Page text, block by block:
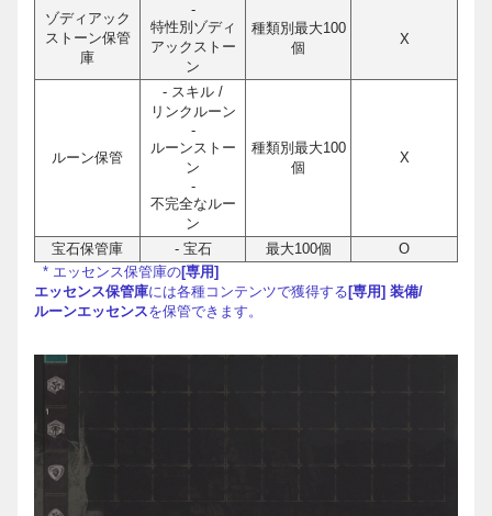
ゾディアック
ストーン保管
庫
-
特性別ゾディ
アックストー
ン
種類別最大100
個
X
ルーン保管
- スキル /
リンクルーン
-
ルーンストー
ン
-
不完全なルー
ン
種類別最大100
個
X
宝石保管庫 - 宝石 最大100個
O
* エッセンス保管庫の[専用]
エッセンス保管庫には各種コンテンツで獲得する [専用] 装備/
ルーンエッセンスを保管できます。